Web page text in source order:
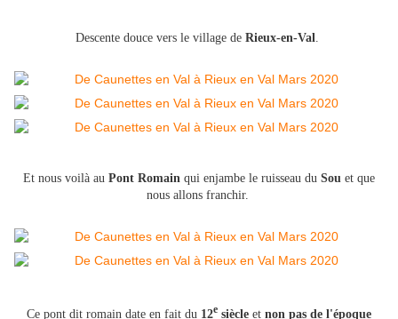
Descente douce vers le village de Rieux-en-Val.
Et nous voilà au Pont Romain qui enjambe le ruisseau du Sou et que
nous allons franchir.
Ce pont dit romain date en fait du 12e siècle et non pas de l'époque